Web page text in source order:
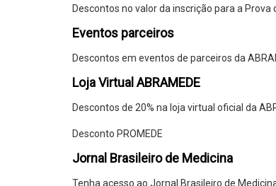
Descontos no valor da inscrição para a
Eventos parceiros
Descontos em eventos de parceiros da
Loja Virtual ABRAMEDE
Descontos de 20% na loja virtual oficial da
Desconto PROMEDE
Jornal Brasileiro de Medicina
Tenha acesso ao Jornal Brasileiro de